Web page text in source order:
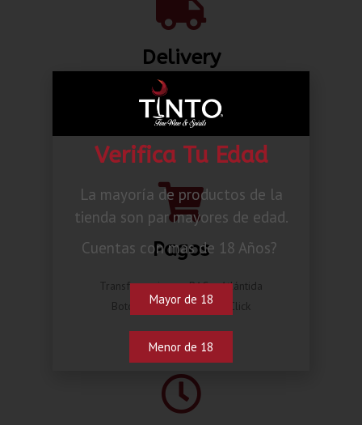
Delivery
Envíos nacionales hasta la puerta de tu casa desde L.
80.00*
Pagos
Transferencia por BAC o Atlántida
Botón de pago Compra Click
Verifica Tu Edad
La mayoría de productos de la
tienda son par mayores de edad.
Cuentas con mas de 18 Años?
Mayor de 18
Menor de 18